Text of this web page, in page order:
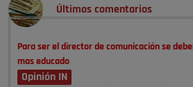
Últimos comentarios
Para ser el director de comunicación se
mas educado
Opinión IN